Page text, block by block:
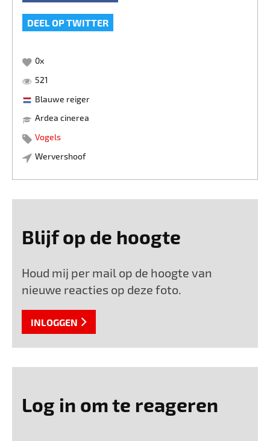
DEEL OP TWITTER
0x
521
Blauwe reiger
Ardea cinerea
Vogels
Wervershoof
Blijf op de hoogte
Houd mij per mail op de hoogte van
nieuwe reacties op deze foto.
INLOGGEN
Log in om te reageren